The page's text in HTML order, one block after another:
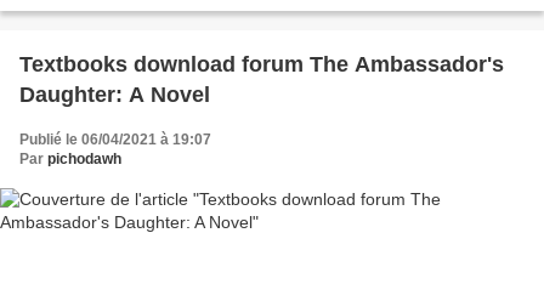
Textbooks download forum The Ambassador's
Daughter: A Novel
Publié le 06/04/2021 à 19:07
Par pichodawh